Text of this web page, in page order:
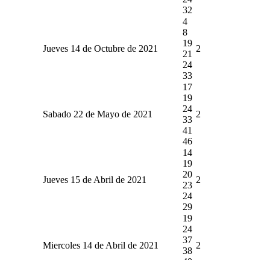
32
Jueves 14 de Octubre de 2021
4
8
19
21
24
33
2
Sabado 22 de Mayo de 2021
17
19
24
33
41
46
2
Jueves 15 de Abril de 2021
14
19
20
23
24
29
2
Miercoles 14 de Abril de 2021
19
24
37
38
2